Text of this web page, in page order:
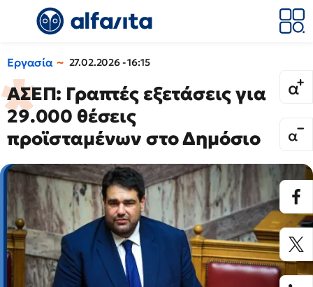
Εργασία 27.02.2026 - 16:15
ΑΣΕΠ: Γραπτές εξετάσεις για
29.000 θέσεις
προϊσταμένων στο Δημόσιο